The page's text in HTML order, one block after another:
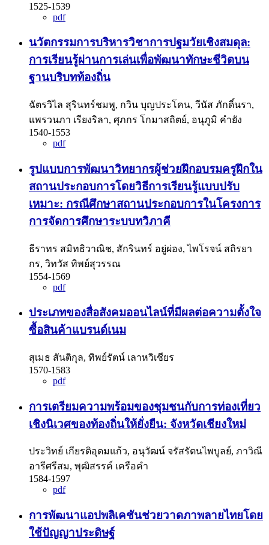
1525-1539
pdf
นวัตกรรมการบริหารวิชาการปฐมวัยเชิงสมดุล:
การเรียนรู้ผ่านการเล่นเพื่อพัฒนาทักษะชีวิตบน
ฐานบริบทท้องถิ่น
ฉัตรวิไล สุรินทร์ชมพู, กวิน บุญประโคน, วีนัส ภักดิ์นรา,
แพรวนภา เรียงริลา, ศุภกร โกมาสถิตย์, อนุภูมิ คำยัง
1540-1553
pdf
รูปแบบการพัฒนาวิทยากรผู้ช่วยฝึกอบรมครูฝึกใน
สถานประกอบการโดยวิธีการเรียนรู้แบบปรับ
เหมาะ: กรณีศึกษาสถานประกอบการในโครงการ
การจัดการศึกษาระบบทวิภาคี
ธีราทร สมิทธิวาณิช, สักรินทร์ อยู่ผ่อง, ไพโรจน์ สถิรยา
กร, วิทวัส ทิพย์สุวรรณ
1554-1569
pdf
ประเภทของสื่อสังคมออนไลน์ที่มีผลต่อความตั้งใจ
ซื้อสินค้าแบรนด์เนม
สุเมธ สันติกุล, ทิพย์รัตน์ เลาหวิเชียร
1570-1583
pdf
การเตรียมความพร้อมของชุมชนกับการท่องเที่ยว
เชิงนิเวศของท้องถิ่นให้ยั่งยืน: จังหวัดเชียงใหม่
ประวิทย์ เกียรติอุดมแก้ว, อนุวัฒน์ จรัสรัตนไพบูลย์, ภาวิณี
อารีศรีสม, พุฒิสรรค์ เครือคำ
1584-1597
pdf
การพัฒนาแอปพลิเคชันช่วยวาดภาพลายไทยโดย
ใช้ปัญญาประดิษฐ์